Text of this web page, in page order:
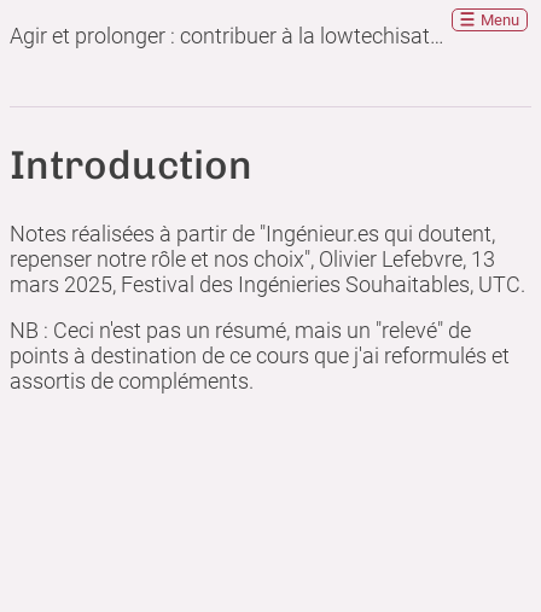
Agir et prolonger : contribuer à la lowtechisation en tant qu'ingénieur
Menu
Introduction
Notes réalisées à partir de "Ingénieur.es qui doutent,
repenser notre rôle et nos choix", Olivier Lefebvre, 13
mars 2025, Festival des Ingénieries Souhaitables, UTC.
NB : Ceci n'est pas un résumé, mais un "relevé" de
points à destination de ce cours que j'ai reformulés et
assortis de compléments.